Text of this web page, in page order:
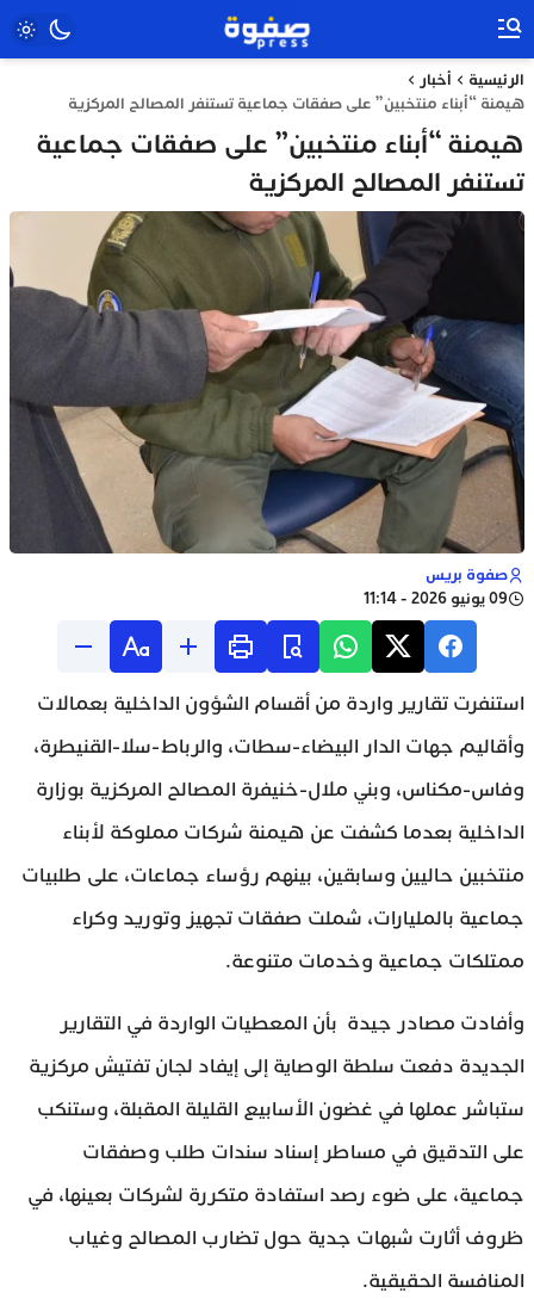
الرئيسية
أخبار
هيمنة “أبناء منتخبين” على صفقات جماعية تستنفر المصالح المركزية
هيمنة “أبناء منتخبين” على صفقات جماعية
تستنفر المصالح المركزية
صفوة بريس
09 يونيو 2026 - 11:14
استنفرت تقارير واردة من أقسام الشؤون الداخلية بعمالات
وأقاليم جهات الدار البيضاء-سطات، والرباط-سلا-القنيطرة،
وفاس-مكناس، وبني ملال-خنيفرة المصالح المركزية بوزارة
الداخلية بعدما كشفت عن هيمنة شركات مملوكة لأبناء
منتخبين حاليين وسابقين، بينهم رؤساء جماعات، على طلبيات
جماعية بالمليارات، شملت صفقات تجهيز وتوريد وكراء
ممتلكات جماعية وخدمات متنوعة.
وأفادت مصادر جيدة بأن المعطيات الواردة في التقارير
الجديدة دفعت سلطة الوصاية إلى إيفاد لجان تفتيش مركزية
ستباشر عملها في غضون الأسابيع القليلة المقبلة، وستنكب
على التدقيق في مساطر إسناد سندات طلب وصفقات
جماعية، على ضوء رصد استفادة متكررة لشركات بعينها، في
ظروف أثارت شبهات جدية حول تضارب المصالح وغياب
المنافسة الحقيقية.